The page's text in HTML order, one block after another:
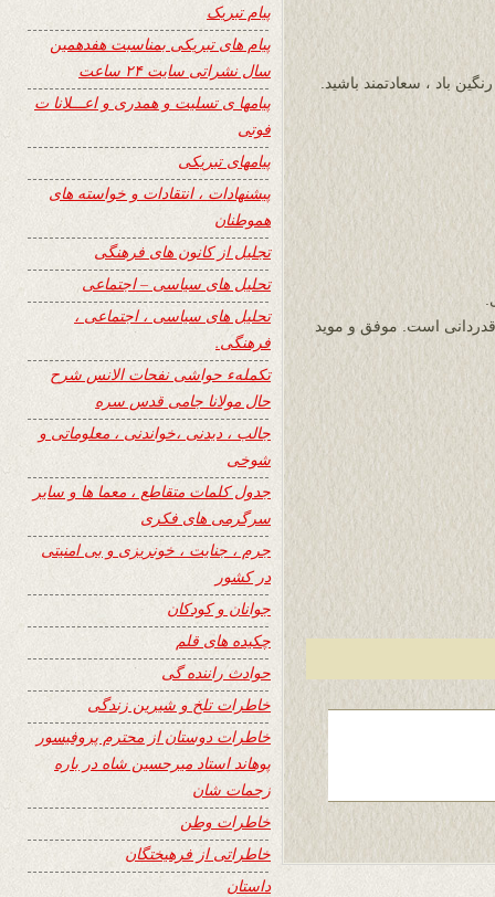
باد ، سعادتمند باشید.
۲۴ستونی و قابل قدردانی است. موفق و موید
پیام تبریک
پیام های تبریکی بمناسبت هفدهمین
سال نشراتی سایت ۲۴ ساعت
پیامها ی تسلیت و همدری و اعـــلانا ت
فوتی
پیامهای تبریکی
پیشنهادات ، انتقادات و خواسته های
هموطنان
تجلیل از کانون های فرهنگی
تحلیل های سیاسی – اجتماعی
تحلیل های سیاسی ، اجتماعی ،
فرهنگی.
تکملهء حواشی نفحات الانس شرح
حال مولانا جامی قدس سره
جالب ، دیدنی ،خواندنی ، معلوماتی و
شوخی
جدول کلمات متقاطع ، معما ها و سایر
سرگرمی های فکری
جرم ، جنایت ، خونریزی و بی امنیتی
در کشور
جوانان و کودکان
چکیده های قلم
حوادث راننده گی
خاطرات تلخ و شیرین زندگی
خاطرات دوستان از محترم پروفیسور
پوهاند استاد میرحسین شاه در باره
زحمات شان
خاطرات وطن
خاطراتی از فرهیختگان
داستان